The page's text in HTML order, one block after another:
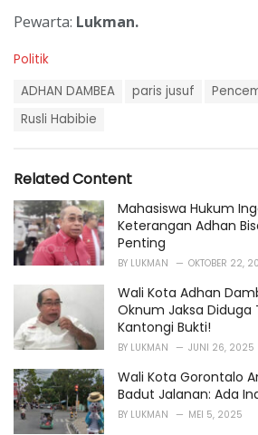
Pewarta: Lukman.
C
i
e
s
:
Politik
ADHAN DAMBEA paris jusuf
Rusli Habibie
Related Content
Mahasiswa Hukum
Keterangan Adhan
Penting
BY LUKMAN OKTOBER 22,
Wali Kota Adhan
Oknum Jaksa Diduga
Kantongi Bukti!
BY LUKMAN JUNI 26, 2025
Wali Kota Gorontalo
Badut Jalanan: Ada
BY LUKMAN MEI 5, 2025